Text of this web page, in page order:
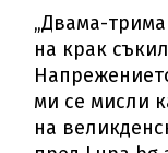
„Двама-
на крак
ми се мисли
на